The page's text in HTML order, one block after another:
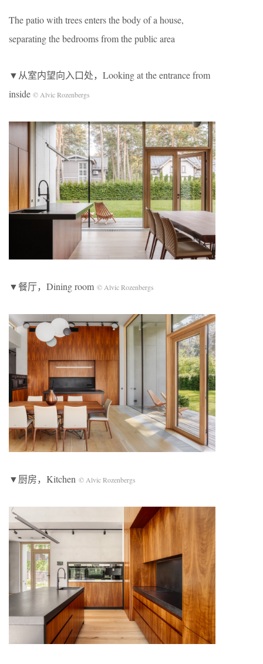
The patio with trees enters the body of a house,
separating the bedrooms from the public area
▼从室内望向入口处，Looking at the entrance from
inside ©️ Alvic Rozenbergs
▼餐厅，Dining room ©️ Alvic Rozenbergs
▼厨房，Kitchen ©️ Alvic Rozenbergs